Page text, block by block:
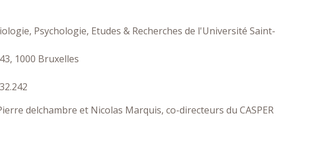
Psychologie, Etudes & Recherches de l'Université Saint-
1000 Bruxelles
delchambre et Nicolas Marquis, co-directeurs du CASPER